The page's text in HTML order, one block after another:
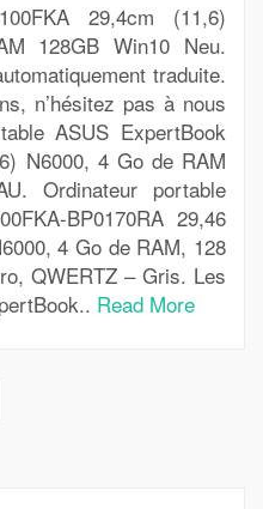
29,4cm (11,6)
128GB Win10 Neu.
traduite.
n’hésitez pas à nous
ASUS ExpertBook
N6000, 4 Go de RAM
Ordinateur portable
BP0170RA 29,46
4 Go de RAM, 128
QWERTZ – Gris. Les
Read More